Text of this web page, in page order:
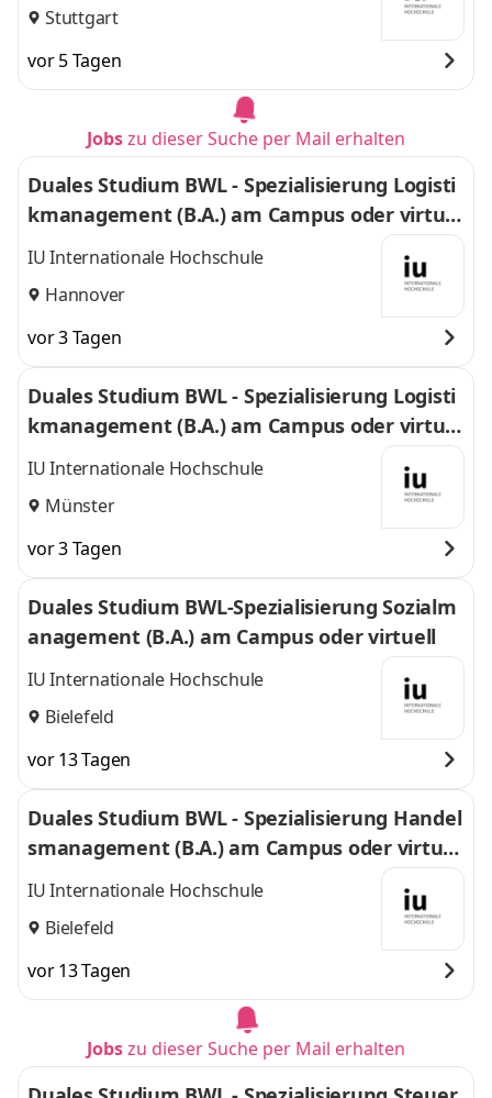
Stuttgart
vor 5 Tagen
Jobszu dieser Suche per Mail erhalten
Duales Studium BWL - Spezialisierung Logisti
kmanagement (B.A.) am Campus oder virtuel
l
IU Internationale Hochschule
Hannover
vor 3 Tagen
Duales Studium BWL - Spezialisierung Logisti
kmanagement (B.A.) am Campus oder virtuel
l
IU Internationale Hochschule
Münster
vor 3 Tagen
Duales Studium BWL-Spezialisierung Sozialm
anagement (B.A.) am Campus oder virtuell
IU Internationale Hochschule
Bielefeld
vor 13 Tagen
Duales Studium BWL - Spezialisierung Handel
smanagement (B.A.) am Campus oder virtuel
l
IU Internationale Hochschule
Bielefeld
vor 13 Tagen
Jobszu dieser Suche per Mail erhalten